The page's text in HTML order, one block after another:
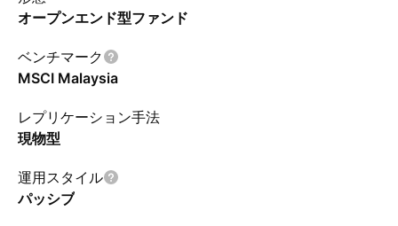
オープンエンド型ファンド
ベンチマーク
MSCI Malaysia
レプリケーション手法
現物型
運用スタイル
パッシブ